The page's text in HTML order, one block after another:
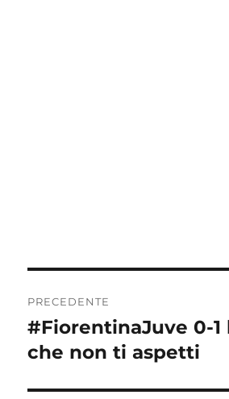
articoli
PRECEDENTE
Articolo
precedente:
#FiorentinaJuve 0-1
che non ti aspetti